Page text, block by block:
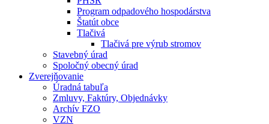
Program odpadového hospodárstva
Štatút obce
Tlačivá
Tlačivá pre výrub stromov
Stavebný úrad
Spoločný obecný úrad
Zverejňovanie
Úradná tabuľa
Zmluvy, Faktúry, Objednávky
Archív FZO
VZN